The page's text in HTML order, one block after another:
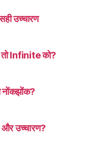
उच्चारण
Infinite को?
नोंकझोंक?
उच्चारण?